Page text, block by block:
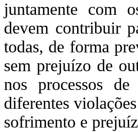
juntamente com
devem contribuir
todas, de forma
sem prejuízo de
nos processos de
diferentes
sofrimento e